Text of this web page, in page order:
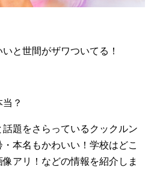
と世間がザワついてる！
？
題をさらっているクックルン
本名もかわいい！学校はどこ
アリ！などの情報を紹介しま